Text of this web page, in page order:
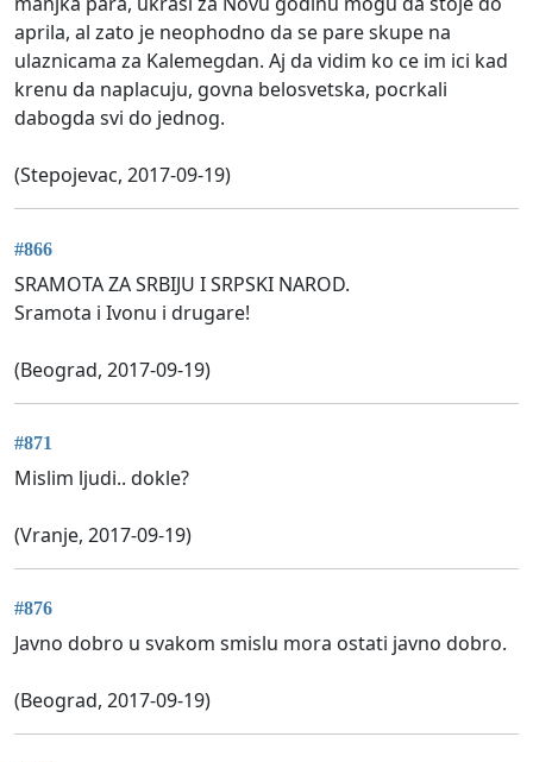
aprila, al zato je neophodno da se pare skupe na
ulaznicama za Kalemegdan. Aj da vidim ko ce im ici kad
krenu da naplacuju, govna belosvetska, pocrkali
dabogda svi do jednog.
(Stepojevac, 2017-09-19)
#866
SRAMOTA ZA SRBIJU I SRPSKI NAROD.
Sramota i Ivonu i drugare!
(Beograd, 2017-09-19)
#871
Mislim ljudi.. dokle?
(Vranje, 2017-09-19)
#876
Javno dobro u svakom smislu mora ostati javno dobro.
(Beograd, 2017-09-19)